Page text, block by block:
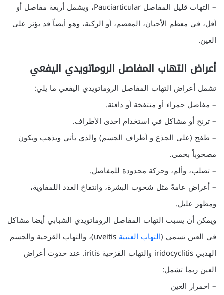
– التهاب قليل المفاصل Pauciarticular، ويشمل أربعة مفاصل أو
أقل، في معظم الأحيان، المعصم، أو الركبة، وهو أيضاً قد يؤثر على
العين.
أعراض التهاب المفاصل الروماتويدي اليفعي
تشمل أعراض التهاب المفاصل الروماتويدي اليفعي ما يلي:
– مفاصل حمراء أو منتفخة أو دافئة.
– ترنح أو مشاكل في استخدام احدى الأطراف.
– طفح (على الجذع و أطراف الجسم) والذي يأتي ويذهب ويكون
مصحوباً بحمى.
– تصلب، وألم، وحركة محدودة للمفاصل.
– أعراض عامةً مثل شحوب البشرة، وانتفاخ الغدد اللمفاوية،
ومظهر عليل.
ويمكن أن يسبب التهاب المفاصل الروماتويدي الشبابي أيضا مشاكل
في العين تسمي (التهاب العنبية
uveitis)، والتهاب القزحية والجسم
الهدبي iridocyclitis والتهاب القزحية iritis. عند حدوث أعراض
العين ربما تشمل:
– احمرار العين